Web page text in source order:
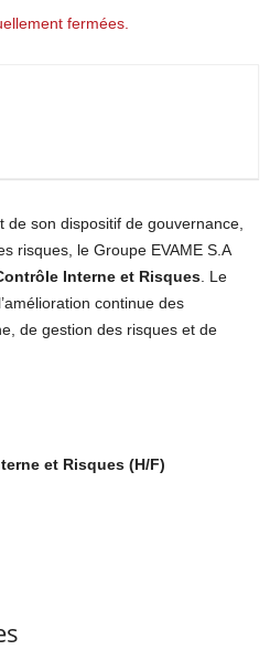
fermées.
son dispositif de gouvernance,
risques, le Groupe EVAME S.A
Interne et Risques . Le
continue des
de gestion des risques et de
et Risques (H/F)